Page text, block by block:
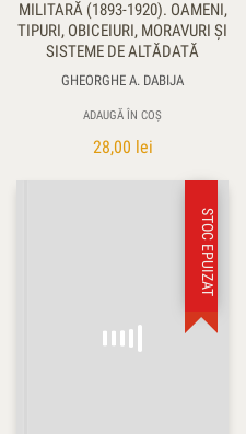
MILITARĂ (1893-1920). OAMENI,
TIPURI, OBICEIURI, MORAVURI ŞI
SISTEME DE ALTĂDATĂ
GHEORGHE A. DABIJA
ADAUGĂ ÎN COȘ
28,00 lei
STOC EPUIZAT